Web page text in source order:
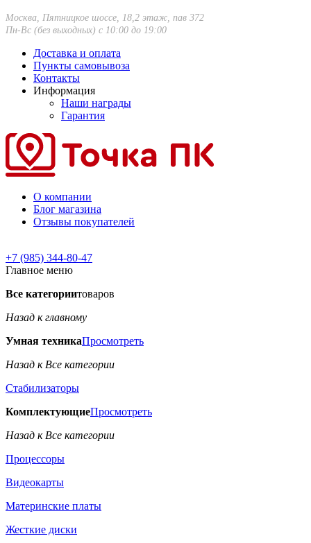
Москва, Пятницкое шоссе, 18,2 этаж, пав 372
Пн-Вс (без выходных) с 10:00 до 19:00
Доставка и оплата
Пункты самовывоза
Контакты
Информация
Наши награды
Гарантия
О компании
Блог магазина
Отзывы покупателей
+7 (985) 344-80-47
Главное меню
Все категориитоваров
Назад к главному
Умная техникаПросмотреть
Назад к Все категории
Стабилизаторы
КомплектующиеПросмотреть
Назад к Все категории
Процессоры
Видеокарты
Материнские платы
Жесткие диски